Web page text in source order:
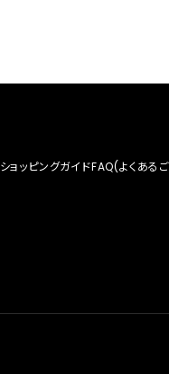
ショッピングガイドFAQ(よくある